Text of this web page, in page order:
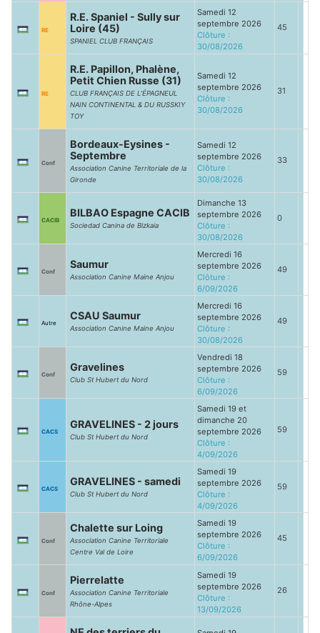
RE
R.E. Spaniel - Sully sur
Loire (45)
SPANIEL CLUB FRANÇAIS
Samedi 12
septembre 2026
Clôture :
30/08/2026
45
RE
R.E. Papillon, Phalène,
Petit Chien Russe (31)
CLUB FRANÇAIS DE L’ÉPAGNEUL
NAIN CONTINENTAL & DU RUSSKIY
TOY
Samedi 12
septembre 2026
Clôture :
30/08/2026
31
Conf
Bordeaux-Eysines -
Septembre
Association Canine Territoriale de la
Gironde
Samedi 12
septembre 2026
Clôture :
30/08/2026
33
CACIB
BILBAO Espagne CACIB
Sociedad Canina de Bizkaia
Dimanche 13
septembre 2026
Clôture :
30/08/2026
0
Conf
Saumur
Association Canine Maine Anjou
Mercredi 16
septembre 2026
Clôture :
6/09/2026
49
Autre
CSAU Saumur
Association Canine Maine Anjou
Mercredi 16
septembre 2026
Clôture :
30/08/2026
49
Conf
Gravelines
Club St Hubert du Nord
Vendredi 18
septembre 2026
Clôture :
6/09/2026
59
CACS
GRAVELINES - 2 jours
Club St Hubert du Nord
Samedi 19 et
dimanche 20
septembre 2026
Clôture :
4/09/2026
59
CACS
GRAVELINES - samedi
Club St Hubert du Nord
Samedi 19
septembre 2026
Clôture :
4/09/2026
59
Conf
Chalette sur Loing
Association Canine Territoriale
Centre Val de Loire
Samedi 19
septembre 2026
Clôture :
6/09/2026
45
Conf
Pierrelatte
Association Canine Territoriale
Rhône-Alpes
Samedi 19
septembre 2026
Clôture :
13/09/2026
26